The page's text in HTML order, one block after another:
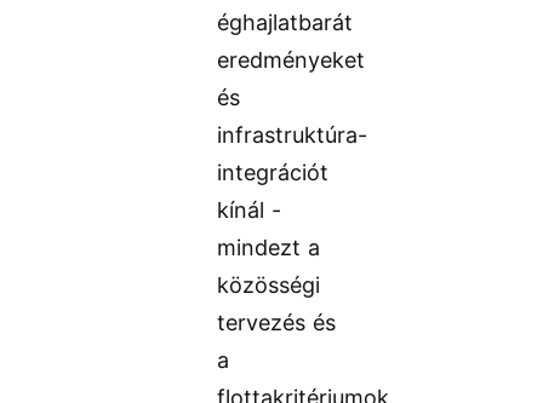
éghajlatbarát
eredményeket
és
infrastruktúra-
integrációt
kínál -
mindezt a
közösségi
tervezés és
a